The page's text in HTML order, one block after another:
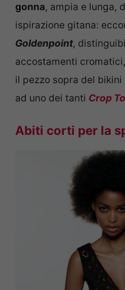
gonna, ampia e lunga,
ispirazione gitana:
Goldenpoint,
accostamenti
il pezzo sopra del
ad uno dei tanti Crop
Abiti corti per la